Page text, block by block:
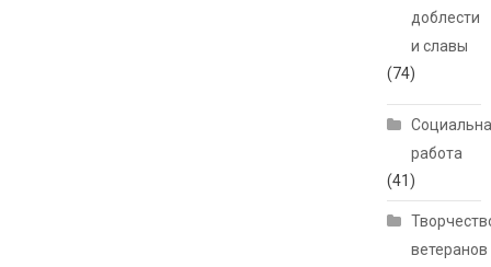
доблести
и славы
(74)
работа
(41)
ветеранов